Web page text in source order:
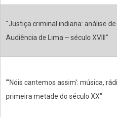
"Justiça criminal indiana: análise
Audiência de Lima – século XVIII"
"'Nóis cantemos assim': música,
primeira metade do século XX"